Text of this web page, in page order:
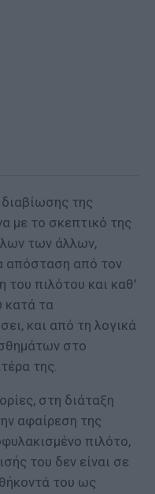
της
με το σκεπτικό της
των άλλων,
απόσταση από τον
του πιλότου και καθ'
κατά τα
και από τη λογικά
στο
της.
στη διάταξη
αφαίρεση της
πιλότο,
του δεν είναι σε
του ως